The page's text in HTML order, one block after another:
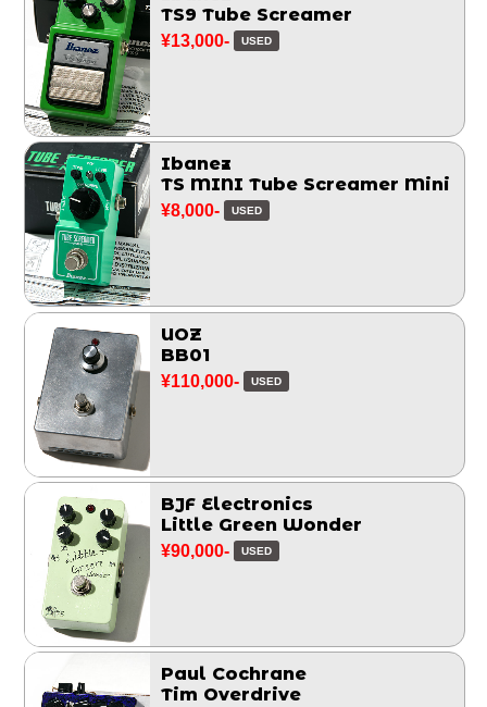
TS9 Tube Screamer
¥13,000- USED
Ibanez
TS MINI Tube Screamer Mini
¥8,000- USED
UOZ
BB01
¥110,000- USED
BJF Electronics
Little Green Wonder
¥90,000- USED
Paul Cochrane
Tim Overdrive